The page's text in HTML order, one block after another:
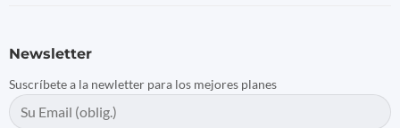
Newsletter
Suscríbete a la newletter para los mejores planes